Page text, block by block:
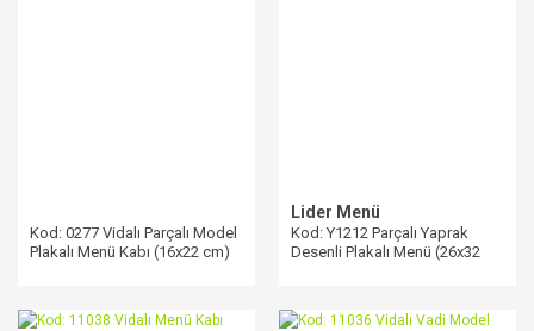
Kod: 0277 Vidalı Parçalı Model
Plakalı Menü Kabı (16x22 cm)
Lider Menü
Kod: Y1212 Parçalı Yaprak
Desenli Plakalı Menü (26x32